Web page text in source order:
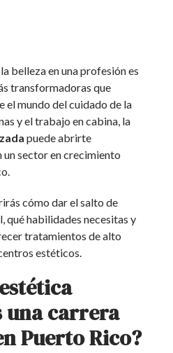
belleza en una profesión es
transformadoras que
el mundo del cuidado de la
y el trabajo en cabina, la
puede abrirte
sector en crecimiento
cómo dar el salto de
qué habilidades necesitas y
tratamientos de alto
estéticos.
una carrera
Puerto Rico?